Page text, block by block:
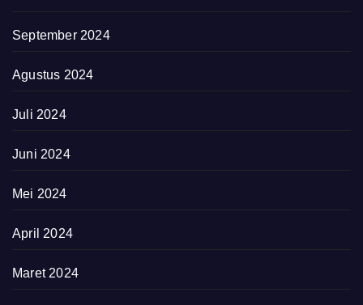
September 2024
Agustus 2024
Juli 2024
Juni 2024
Mei 2024
April 2024
Maret 2024